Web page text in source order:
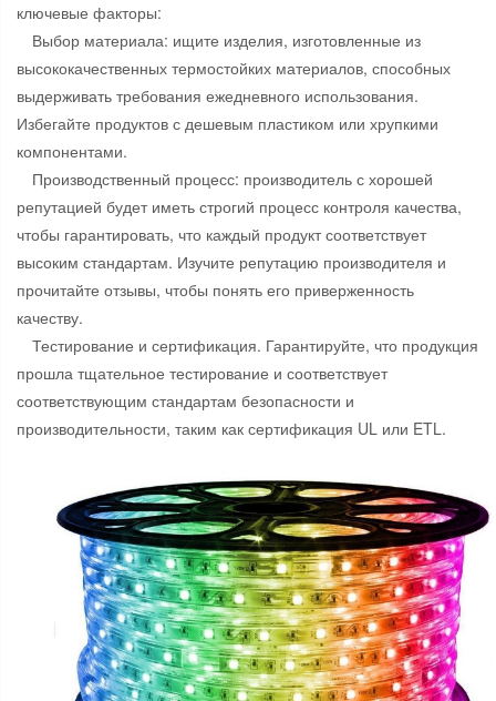
ключевые факторы:
Выбор материала: ищите изделия, изготовленные из
высококачественных термостойких материалов, способных
выдерживать требования ежедневного использования.
Избегайте продуктов с дешевым пластиком или хрупкими
компонентами.
Производственный процесс: производитель с хорошей
репутацией будет иметь строгий процесс контроля качества,
чтобы гарантировать, что каждый продукт соответствует
высоким стандартам. Изучите репутацию производителя и
прочитайте отзывы, чтобы понять его приверженность
качеству.
Тестирование и сертификация. Гарантируйте, что продукция
прошла тщательное тестирование и соответствует
соответствующим стандартам безопасности и
производительности, таким как сертификация UL или ETL.